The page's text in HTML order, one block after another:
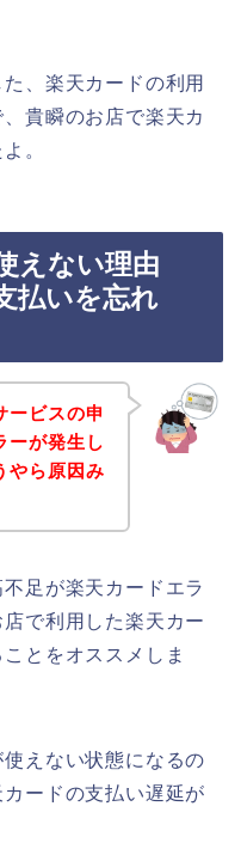
、楽天カードの利用
貴瞬のお店で楽天カ
。
えない理由
払いを忘れ
ービスの申
ーが発生し
やら原因み
足が楽天カードエラ
で利用した楽天カー
とをオススメしま
えない状態になるの
ードの支払い遅延が